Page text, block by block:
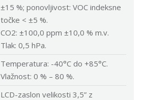
±15 %; ponovljivost: VOC indeksne
točke < ±5 %.
CO2: ±100,0 ppm ±10,0 % m.v.
Tlak: 0,5 hPa.
Temperatura: -40°C do +85°C.
Vlažnost: 0 % – 80 %.
LCD-zaslon velikosti 3,5” z